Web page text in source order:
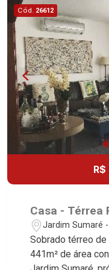
| Ribeirão Preto.
Cód. 26612
Casa - Térrea
Jardim Sumaré
Sobrado térreo de
441m² de área